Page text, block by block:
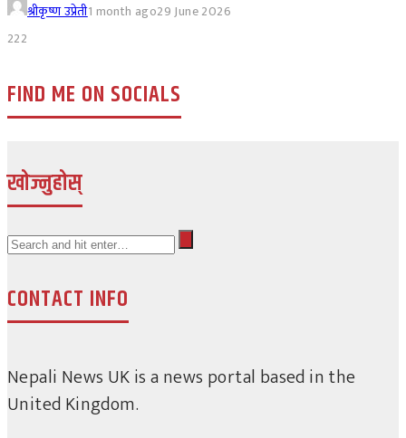
श्रीकृष्ण उप्रेती1 month ago29 June 2026
222
FIND ME ON SOCIALS
खोज्नुहोस्
CONTACT INFO
Nepali News UK is a news portal based in the
United Kingdom.